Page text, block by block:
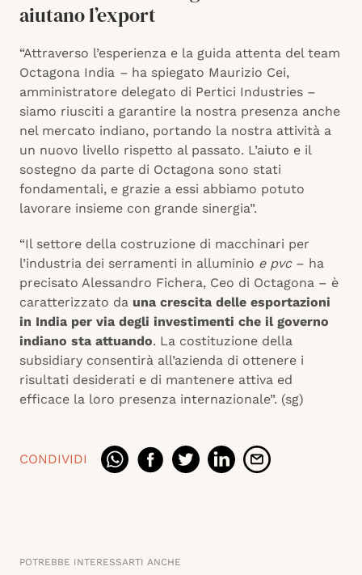
aiutano l’export
“Attraverso l’esperienza e la guida attenta del team
Octagona India – ha spiegato Maurizio Cei,
amministratore delegato di Pertici Industries –
siamo riusciti a garantire la nostra presenza anche
nel mercato indiano, portando la nostra attività a
un nuovo livello rispetto al passato. L’aiuto e il
sostegno da parte di Octagona sono stati
fondamentali, e grazie a essi abbiamo potuto
lavorare insieme con grande sinergia”.
“Il settore della costruzione di macchinari per
l’industria dei serramenti in alluminio e pvc – ha
precisato Alessandro Fichera, Ceo di Octagona – è
caratterizzato da una crescita delle esportazioni
in India per via degli investimenti che il governo
indiano sta attuando. La costituzione della
subsidiary consentirà all’azienda di ottenere i
risultati desiderati e di mantenere attiva ed
efficace la loro presenza internazionale”. (sg)
CONDIVIDI
POTREBBE INTERESSARTI ANCHE